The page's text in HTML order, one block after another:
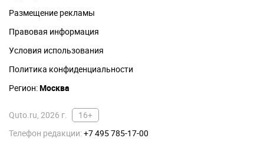
Размещение рекламы
Правовая информация
Условия использования
Политика конфиденциальности
Регион:Москва
Quto.ru, 2026 г.
16+
Телефон редакции:+7 495 785-17-00